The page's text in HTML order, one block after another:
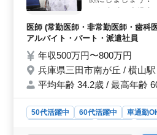
スなく可能。年収600万円〜1000
感があります。ご応募お待ちし
一般歯科、小児歯
科 等 ◯訪問診療あ
休二日制／マイカ
問い合わせくださ
医師 (常勤医師・非常勤医師・歯科
アルバイト・パート・派遣社員
年収500万円〜800万円
兵庫県三田市南が丘 / 横山駅
平均年齢 34.2歳 / 最高年齢
50代活躍中 60代活躍中 車通勤